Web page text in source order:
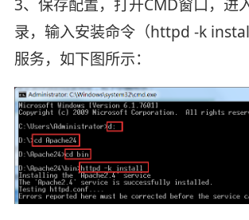
3、保存配置，打开CMD窗口，进
录，输入安装命令（httpd -k
服务，如下图所示：